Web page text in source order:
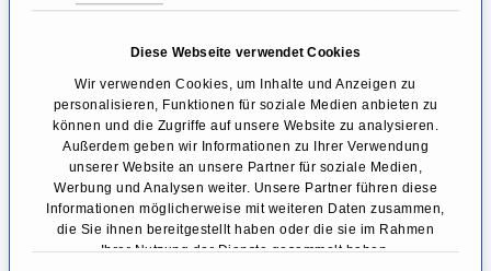
Diese Webseite verwendet Cookies
Wir verwenden Cookies, um Inhalte und Anzeigen zu
personalisieren, Funktionen für soziale Medien anbieten zu
können und die Zugriffe auf unsere Website zu analysieren.
Außerdem geben wir Informationen zu Ihrer Verwendung
unserer Website an unsere Partner für soziale Medien,
Werbung und Analysen weiter. Unsere Partner führen diese
Informationen möglicherweise mit weiteren Daten zusammen,
die Sie ihnen bereitgestellt haben oder die sie im Rahmen
Ihrer Nutzung der Dienste gesammelt haben.
bilden, sogenannte Metastasen.
Blasenkrebs auftreten?
Anfänglich ist der Blasenkrebs mit
uncharakteristischen Beschwerden verbunden.
Oft werden diese als Blasenentzündung
missgedeutet. Dazu zählen ein vermehrter